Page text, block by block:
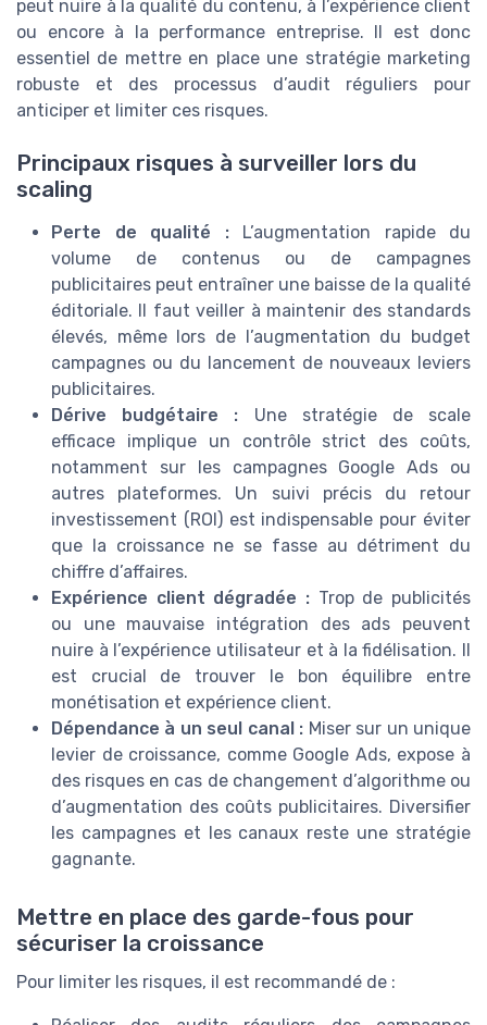
peut nuire à la qualité du contenu, à l’expérience client
ou encore à la performance entreprise. Il est donc
essentiel de mettre en place une stratégie marketing
robuste et des processus d’audit réguliers pour
anticiper et limiter ces risques.
Principaux risques à surveiller lors du
scaling
Perte de qualité :L’augmentation rapide du
volume de contenus ou de campagnes
publicitaires peut entraîner une baisse de la qualité
éditoriale. Il faut veiller à maintenir des standards
élevés, même lors de l’augmentation du budget
campagnes ou du lancement de nouveaux leviers
publicitaires.
Dérive budgétaire : Une stratégie de scale
efficace implique un contrôle strict des coûts,
notamment sur les campagnes Google Ads ou
autres plateformes. Un suivi précis du retour
investissement (ROI) est indispensable pour éviter
que la croissance ne se fasse au détriment du
chiffre d’affaires.
Expérience client dégradée : Trop de publicités
ou une mauvaise intégration des ads peuvent
nuire à l’expérience utilisateur et à la fidélisation. Il
est crucial de trouver le bon équilibre entre
monétisation et expérience client.
Dépendance à un seul canal : Miser sur un unique
levier de croissance, comme Google Ads, expose à
des risques en cas de changement d’algorithme ou
d’augmentation des coûts publicitaires. Diversifier
les campagnes et les canaux reste une stratégie
gagnante.
Mettre en place des garde-fous pour
sécuriser la croissance
Pour limiter les risques, il est recommandé de :